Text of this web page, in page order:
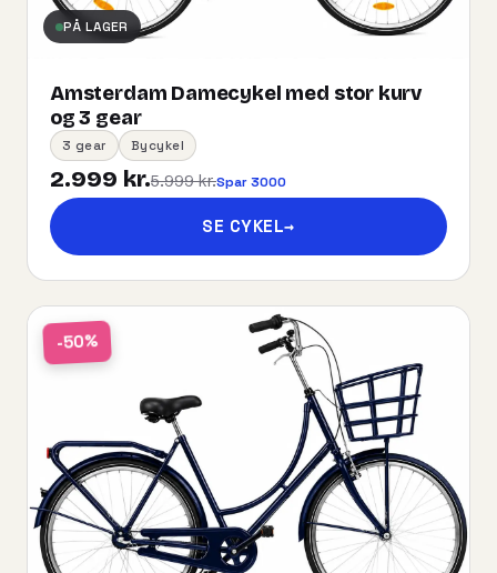
PÅ LAGER
Amsterdam Damecykel med stor kurv
og 3 gear
3 gear Bycykel
2.999 kr.5.999 kr.Spar 3000
SE CYKEL→
-50%